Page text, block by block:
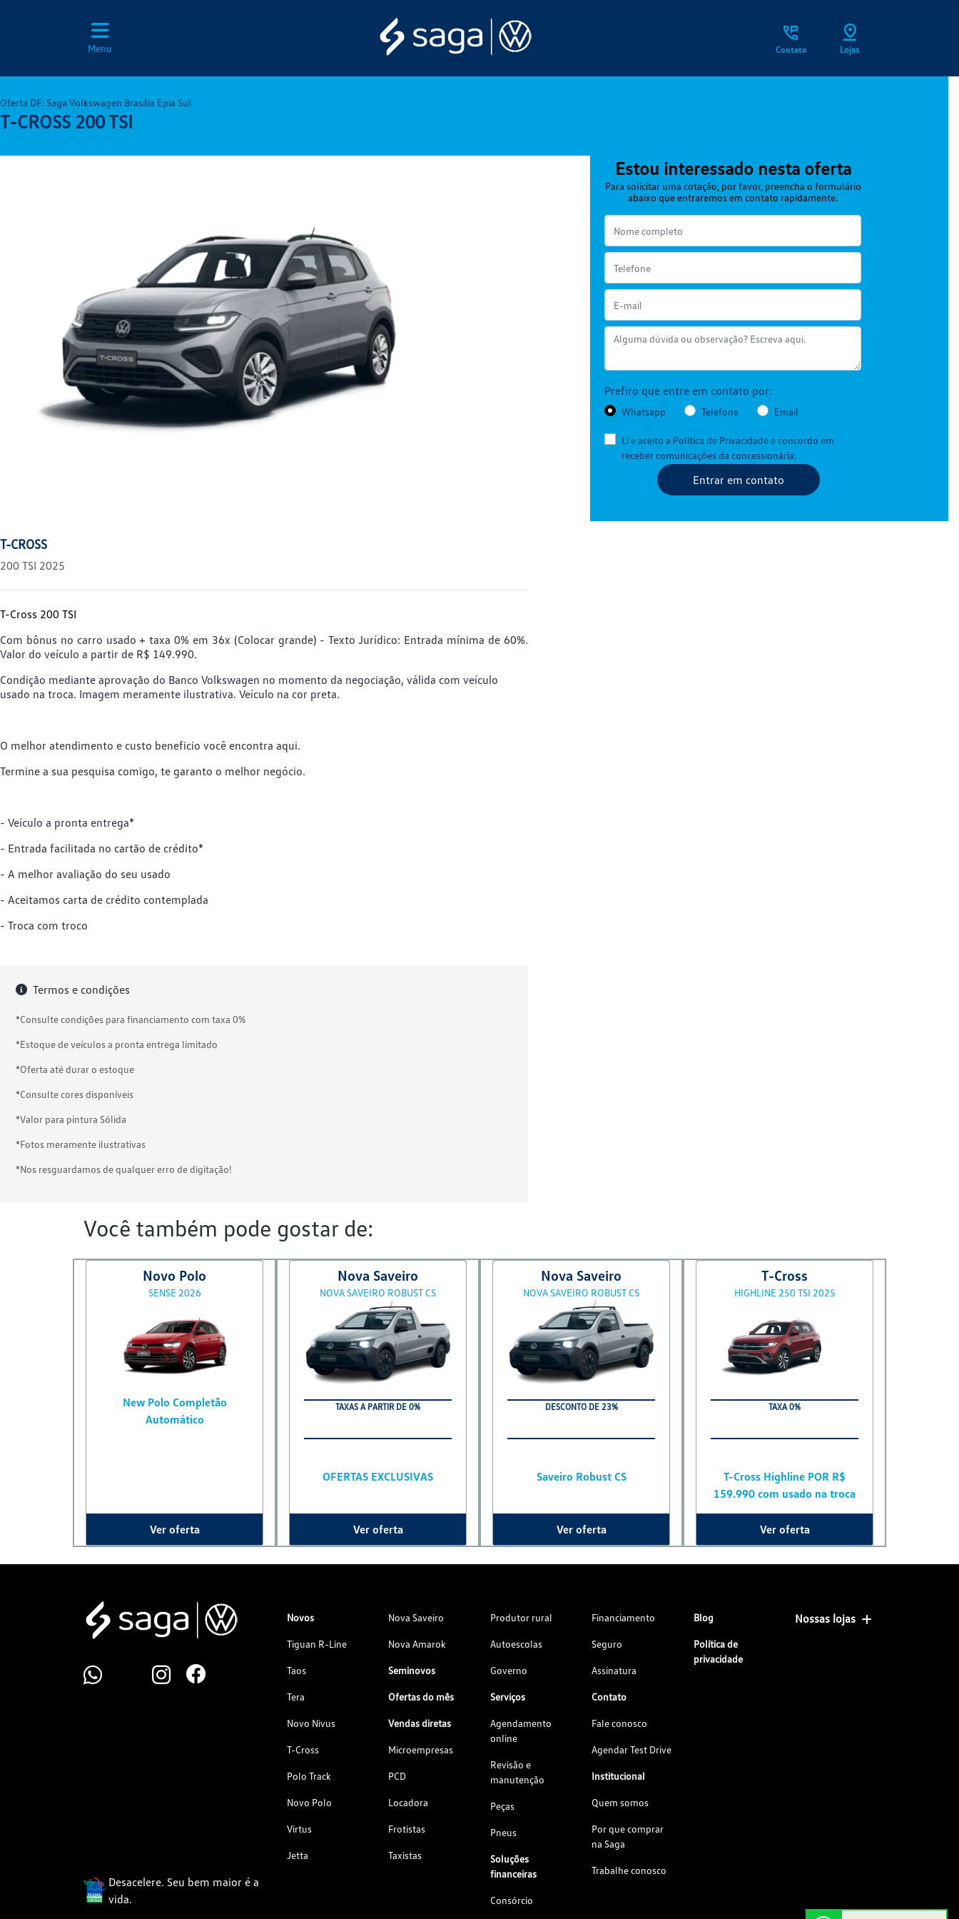
Menu Contato Lojas
Oferta DF: Saga Volkswagen Brasília Epia Sul
T-CROSS 200 TSI
Estou interessado nesta oferta
Para solicitar uma cotação, por favor, preencha o formulário
abaixo que entraremos em contato rapidamente.
Prefiro que entre em contato por:
Whatsapp Telefone Email
Li e aceito a Política de Privacidadee concordo em
receber comunicações da concessionária.
Entrar em contato
T-CROSS
200 TSI 2025
T-Cross 200 TSI
Com bônus no carro usado + taxa 0% em 36x (Colocar grande) - Texto Jurídico: Entrada mínima de 60%.
Valor do veículo a partir de R$ 149.990.
Condição mediante aprovação do Banco Volkswagen no momento da negociação, válida com veículo
usado na troca. Imagem meramente ilustrativa. Veículo na cor preta.
O melhor atendimento e custo beneficio você encontra aqui.
Termine a sua pesquisa comigo, te garanto o melhor negócio.
- Veículo a pronta entrega*
- Entrada facilitada no cartão de crédito*
- A melhor avaliação do seu usado
- Aceitamos carta de crédito contemplada
- Troca com troco
Termos e condições
*Consulte condições para financiamento com taxa 0%
*Estoque de veículos a pronta entrega limitado
*Oferta até durar o estoque
*Consulte cores disponíveis
*Valor para pintura Sólida
*Fotos meramente ilustrativas
*Nos resguardamos de qualquer erro de digitação!
Você também pode gostar de:
Novo Polo
SENSE 2026
New Polo Completão
Automático
Ver oferta
Nova Saveiro
NOVA SAVEIRO ROBUST CS
TAXAS A PARTIR DE 0%
OFERTAS EXCLUSIVAS
Ver oferta
Nova Saveiro
NOVA SAVEIRO ROBUST CS
DESCONTO DE 23%
Saveiro Robust CS
Ver oferta
T-Cross
HIGHLINE 250 TSI 2025
TAXA 0%
T-Cross Highline POR R$
159.990 com usado na troca
Ver oferta
Desacelere. Seu bem maior é a
vida.
Novos
Tiguan R-Line
Taos
Tera
Novo Nivus
T-Cross
Polo Track
Novo Polo
Virtus
Jetta
Nova Saveiro
Nova Amarok
Seminovos
Ofertas do mês
Vendas diretas
Microempresas
PCD
Locadora
Frotistas
Taxistas
Produtor rural
Autoescolas
Governo
Serviços
Agendamento
online
Revisão e
manutenção
Peças
Pneus
Soluções
financeiras
Consórcio
Financiamento
Seguro
Assinatura
Contato
Fale conosco
Agendar Test Drive
Institucional
Quem somos
Por que comprar
na Saga
Trabalhe conosco
Blog
Política de
privacidade
Nossas lojas